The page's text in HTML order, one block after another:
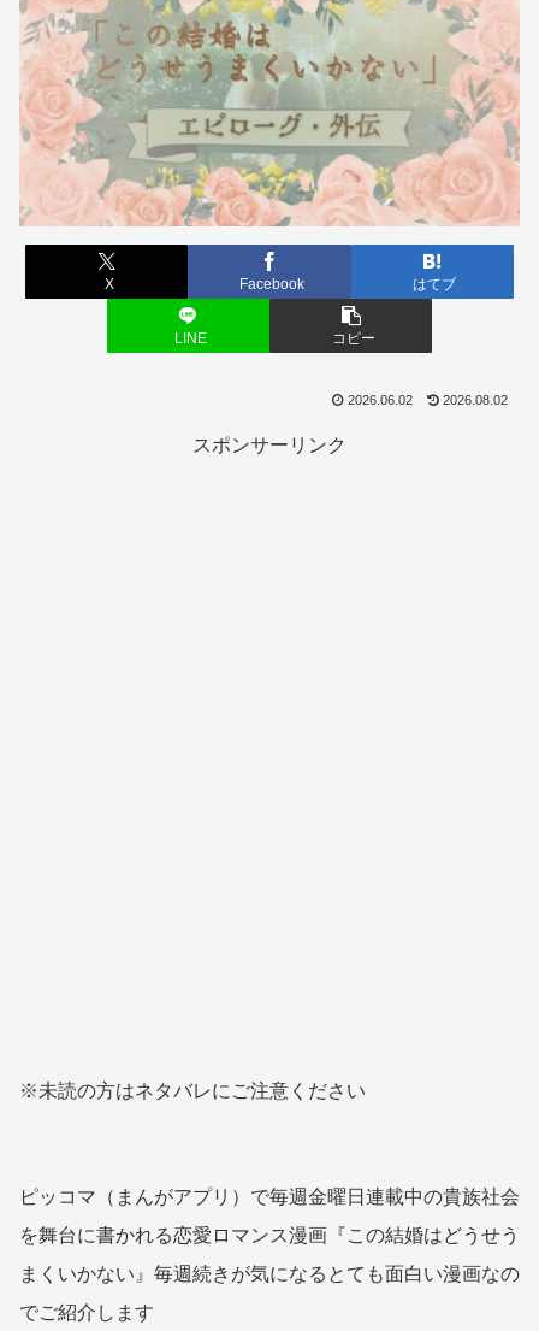
X Facebook はてブ
LINE コピー
2026.06.02 2026.08.02
スポンサーリンク
※未読の方はネタバレにご注意ください
ピッコマ（まんがアプリ）で毎週金曜日連載中の貴族社会
を舞台に書かれる恋愛ロマンス漫画『この結婚はどうせう
まくいかない』毎週続きが気になるとても面白い漫画なの
でご紹介します